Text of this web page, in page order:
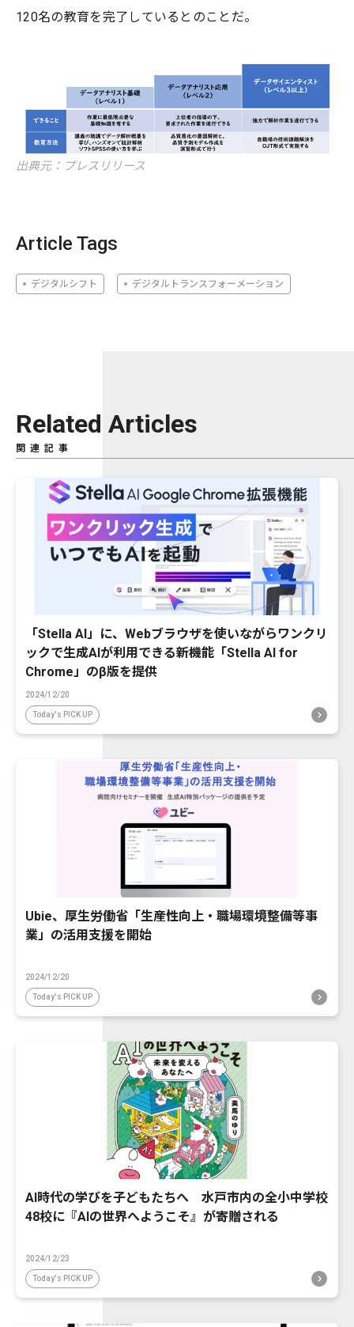
120名の教育を完了しているとのことだ。
出典元：プレスリリース
Article Tags
デジタルシフト デジタルトランスフォーメーション
Related Articles
関連記事
「Stella AI」に、Webブラウザを使いながらワンクリ
ックで生成AIが利用できる新機能「Stella AI for
Chrome」のβ版を提供
2024/12/20
Today's PICK UP
Ubie、厚生労働省「生産性向上・職場環境整備等事
業」の活用支援を開始
2024/12/20
Today's PICK UP
AI時代の学びを子どもたちへ 水戸市内の全小中学校
48校に『AIの世界へようこそ』が寄贈される
2024/12/23
Today's PICK UP